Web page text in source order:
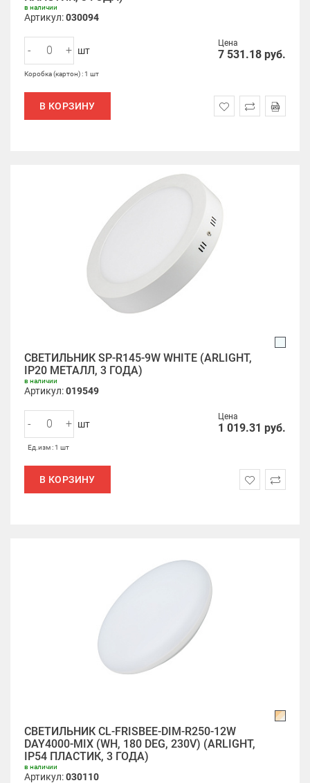
в наличии
Артикул:030094
Цена
7 531.18 руб.
- + шт
Коробка (картон) : 1 шт
В КОРЗИНУ
СВЕТИЛЬНИК SP-R145-9W WHITE (ARLIGHT,
IP20 МЕТАЛЛ, 3 ГОДА)
в наличии
Артикул:019549
Цена
1 019.31 руб.
- + шт
Ед.изм : 1 шт
В КОРЗИНУ
СВЕТИЛЬНИК CL-FRISBEE-DIM-R250-12W
DAY4000-MIX (WH, 180 DEG, 230V) (ARLIGHT,
IP54 ПЛАСТИК, 3 ГОДА)
в наличии
Артикул:030110